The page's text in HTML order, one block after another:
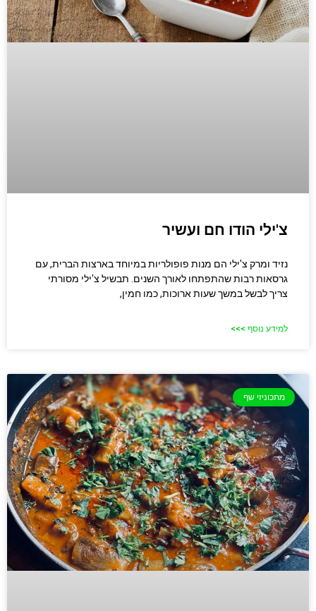
צ'ילי הודו חם ועשיר
נזיד ומרק צ'ילי הם מנות פופולריות במיוחד בארצות הברית, עם
גרסאות רבות שהתפתחו לאורך השנים. תבשיל צ'ילי מסורתי
צריך לבשל במשך שעות ארוכות, כמו חמין,
למידע נוסף >>>
מתכוניזי שף